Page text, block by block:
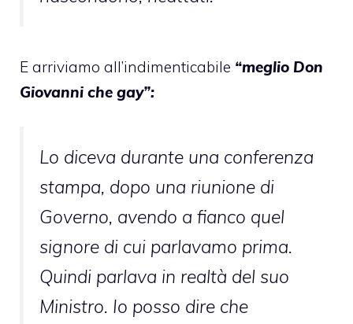
E arriviamo all’indimenticabile “meglio Don
Giovanni che gay”:
Lo diceva durante una conferenza
stampa, dopo una riunione di
Governo, avendo a fianco quel
signore di cui parlavamo prima.
Quindi parlava in realtà del suo
Ministro. Io posso dire che